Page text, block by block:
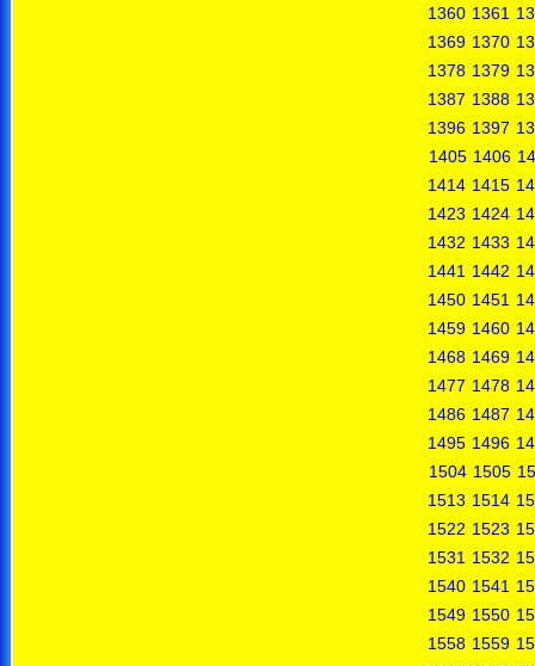
1360 1361
1369 1370
1378 1379
1387 1388
1396 1397
1405 1406
1414 1415
1423 1424
1432 1433
1441 1442
1450 1451
1459 1460
1468 1469
1477 1478
1486 1487
1495 1496
1504 1505
1513 1514
1522 1523
1531 1532
1540 1541
1549 1550
1558 1559